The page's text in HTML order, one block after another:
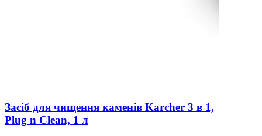
Засіб для чищення каменів Karcher 3 в 1,
Plug n Clean, 1 л